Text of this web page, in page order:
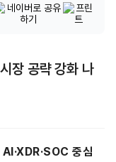
장 공략 강화 나
중심